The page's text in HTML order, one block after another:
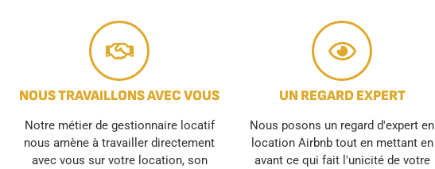
NOUS TRAVAILLONS AVEC VOUS
Notre métier de gestionnaire locatif
nous amène à travailler directement
avec vous sur votre location, son
UN REGARD EXPERT
Nous posons un regard d'expert en
location Airbnb tout en mettant en
avant ce qui fait l'unicité de votre